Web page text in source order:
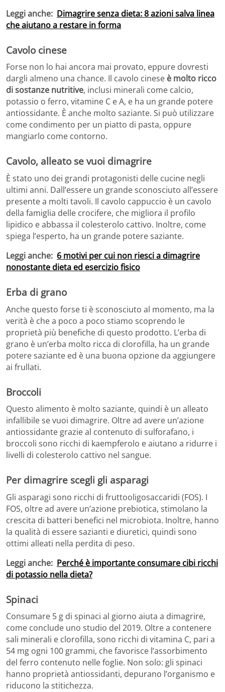
Leggi anche: Dimagrire senza dieta: 8 azioni salva linea
che aiutano a restare in forma
Cavolo cinese
Forse non lo hai ancora mai provato, eppure dovresti
dargli almeno una chance. Il cavolo cinese è molto ricco
di sostanze nutritive, inclusi minerali come calcio,
potassio o ferro, vitamine C e A, e ha un grande potere
antiossidante. È anche molto saziante. Si può utilizzare
come condimento per un piatto di pasta, oppure
mangiarlo come contorno.
Cavolo, alleato se vuoi dimagrire
È stato uno dei grandi protagonisti delle cucine negli
ultimi anni. Dall’essere un grande sconosciuto all’essere
presente a molti tavoli. Il cavolo cappuccio è un cavolo
della famiglia delle crocifere, che migliora il profilo
lipidico e abbassa il colesterolo cattivo. Inoltre, come
spiega l’esperto, ha un grande potere saziante.
Leggi anche: 6 motivi per cui non riesci a dimagrire
nonostante dieta ed esercizio fisico
Erba di grano
Anche questo forse ti è sconosciuto al momento, ma la
verità è che a poco a poco stiamo scoprendo le
proprietà più benefiche di questo prodotto. L’erba di
grano è un’erba molto ricca di clorofilla, ha un grande
potere saziante ed è una buona opzione da aggiungere
ai frullati.
Broccoli
Questo alimento è molto saziante, quindi è un alleato
infallibile se vuoi dimagrire. Oltre ad avere un’azione
antiossidante grazie al contenuto di sulforafano, i
broccoli sono ricchi di kaempferolo e aiutano a ridurre i
livelli di colesterolo cattivo nel sangue.
Per dimagrire scegli gli asparagi
Gli asparagi sono ricchi di fruttooligosaccaridi (FOS). I
FOS, oltre ad avere un’azione prebiotica, stimolano la
crescita di batteri benefici nel microbiota. Inoltre, hanno
la qualità di essere sazianti e diuretici, quindi sono
ottimi alleati nella perdita di peso.
Leggi anche: Perché è importante consumare cibi ricchi
di potassio nella dieta?
Spinaci
Consumare 5 g di spinaci al giorno aiuta a dimagrire,
come conclude uno studio del 2019. Oltre a contenere
sali minerali e clorofilla, sono ricchi di vitamina C, pari a
54 mg ogni 100 grammi, che favorisce l’assorbimento
del ferro contenuto nelle foglie. Non solo: gli spinaci
hanno proprietà antiossidanti, depurano l’organismo e
riducono la stitichezza.